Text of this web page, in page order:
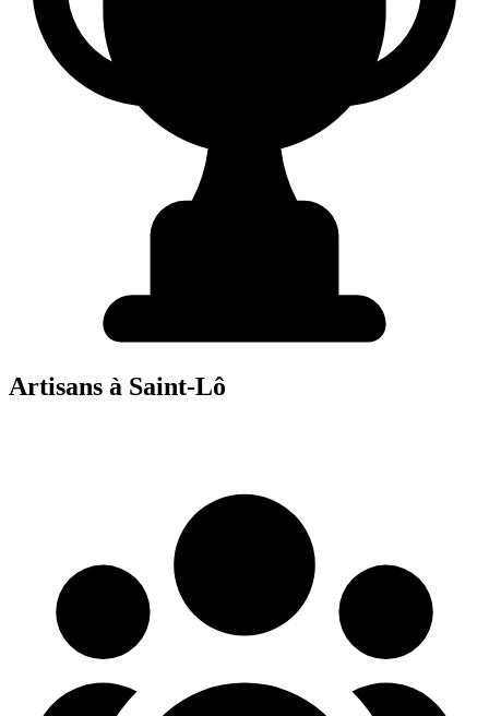
Artisans à Saint-Lô